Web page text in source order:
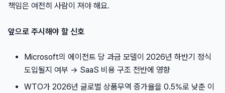
책임은 여전히 사람이 져야 해요.
앞으로 주시해야 할 신호
Microsoft의 에이전트 당 과금 모델이 2026년 하반기 정식
도입될지 여부 → SaaS 비용 구조 전반에 영향
WTO가 2026년 글로벌 상품무역 증가율을 0.5%로 낮춘 이